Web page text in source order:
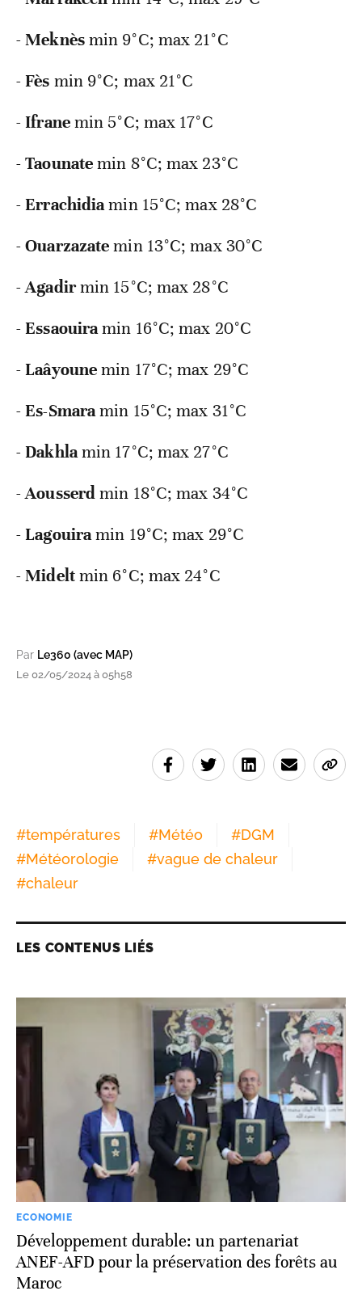
-Meknèsmin 9°C; max 21°C
-Fès min 9°C; max 21°C
-Ifranemin 5°C; max 17°C
-Taounatemin 8°C; max 23°C
-Errachidiamin 15°C; max 28°C
-Ouarzazatemin 13°C; max 30°C
-Agadirmin 15°C; max 28°C
-Essaouiramin 16°C; max 20°C
-Laâyounemin 17°C; max 29°C
-Es-Smaramin 15°C; max 31°C
-Dakhlamin 17°C; max 27°C
-Aousserdmin 18°C; max 34°C
-Lagouiramin 19°C; max 29°C
-Mideltmin 6°C; max 24°C
Par Le360 (avec MAP)
Le 02/05/2024 à 05h58
#températures #Météo #DGM
#Météorologie #vague de chaleur
#chaleur
LES CONTENUS LIÉS
ECONOMIE
Développement durable: un partenariat
ANEF-AFD pour la préservation des forêts au
Maroc